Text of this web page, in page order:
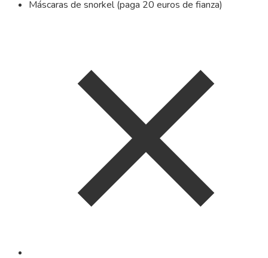
Máscaras de snorkel (paga 20 euros de fianza)